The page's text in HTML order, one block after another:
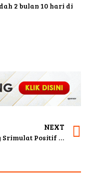
2 bulan 10 hari di
NEXT
Nunung Srimulat Positif Covid-19, Sule Lakukan Tes Swab, Ini Hasilnya…